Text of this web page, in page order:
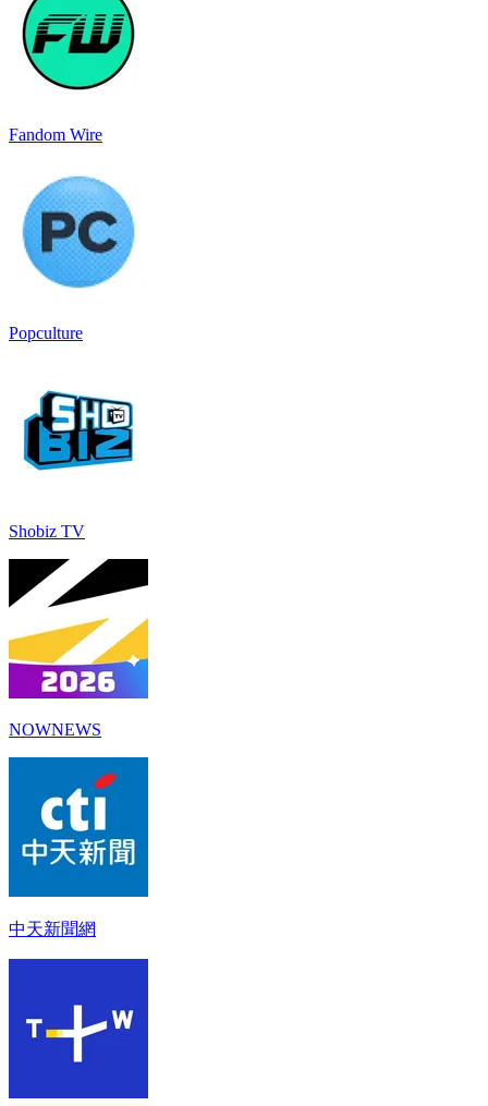
Fandom Wire
Popculture
Shobiz TV
NOWNEWS
中天新聞網